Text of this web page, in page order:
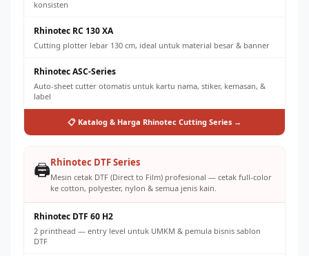
konsisten
Rhinotec RC 130 XA
Cutting plotter lebar 130 cm, ideal untuk material besar & banner
Rhinotec ASC-Series
Auto-sheet cutter otomatis untuk kartu nama, stiker, kemasan, &
label
📋 Katalog & Harga Rhinotec Cutting Series →
🖨️Rhinotec DTF Series
Mesin cetak DTF (Direct to Film) profesional — cetak full-color
ke cotton, polyester, nylon & semua jenis kain.
Rhinotec DTF 60 H2
2 printhead — entry level untuk UMKM & pemula bisnis sablon
DTF